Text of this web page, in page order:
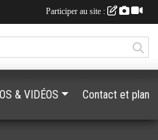
& VIDÉOS Contact et plan
Participer au site :